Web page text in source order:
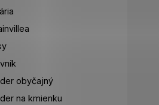
obyčajný
na kmienku